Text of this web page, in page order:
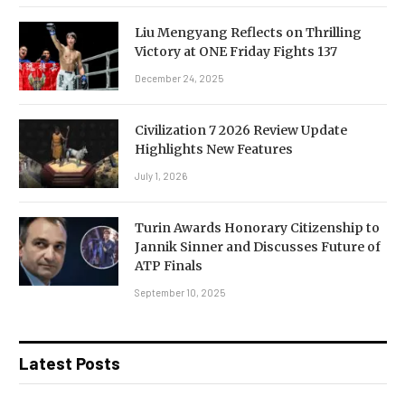
Liu Mengyang Reflects on Thrilling
Victory at ONE Friday Fights 137
December 24, 2025
Civilization 7 2026 Review Update
Highlights New Features
July 1, 2026
Turin Awards Honorary Citizenship to
Jannik Sinner and Discusses Future of
ATP Finals
September 10, 2025
Latest Posts